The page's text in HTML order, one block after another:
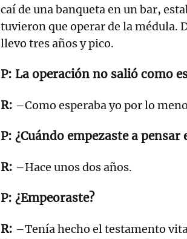
caí de una banqueta en un bar,
tuvieron que operar de la médula.
llevo tres años y pico.
La operación no salió como
–Como esperaba yo por lo
¿Cuándo empezaste a pensar
–Hace unos dos años.
¿Empeoraste?
–Tenía hecho el testamento